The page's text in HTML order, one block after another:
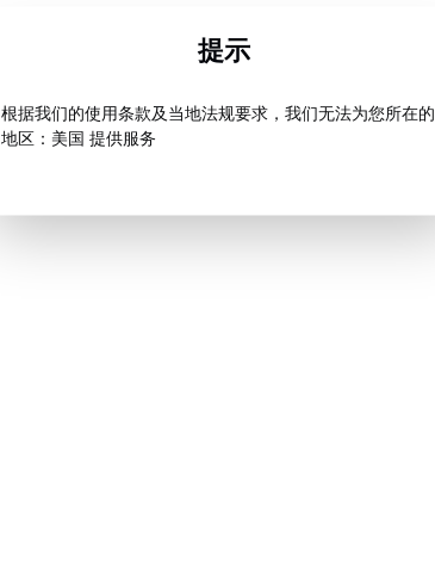
提示
根据我们的使用条款及当地法规要求，我们无法为您所在的
地区：美国 提供服务